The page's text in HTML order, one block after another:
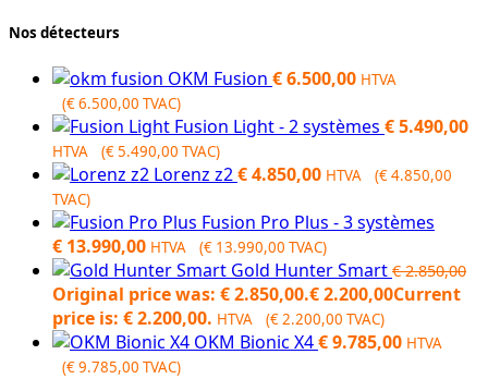
Nos détecteurs
OKM Fusion €6.500,00 HTVA
(€6.500,00 TVAC)
Fusion Light - 2 systèmes €5.490,00
HTVA (€5.490,00 TVAC)
Lorenz z2€4.850,00 HTVA (€4.850,00
TVAC)
Fusion Pro Plus - 3 systèmes
€ 13.990,00 HTVA (€ 13.990,00 TVAC)
Gold Hunter Smart €2.850,00
Original price was: € 2.850,00.€2.200,00Current
price is: € 2.200,00. HTVA (€2.200,00 TVAC)
OKM Bionic X4€9.785,00 HTVA
(€9.785,00 TVAC)